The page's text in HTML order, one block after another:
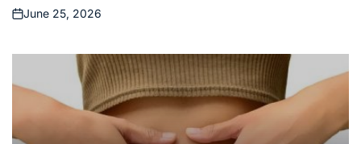
Posted
June 25, 2026